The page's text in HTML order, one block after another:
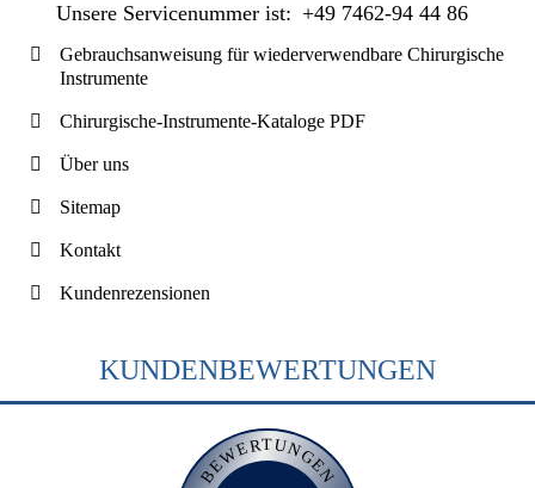
Unsere Servicenummer ist: +49 7462-94 44 86
Gebrauchsanweisung für wiederverwendbare Chirurgische
Instrumente
Chirurgische-Instrumente-Kataloge PDF
Über uns
Sitemap
Kontakt
Kundenrezensionen
KUNDENBEWERTUNGEN
BEWERTUNGEN